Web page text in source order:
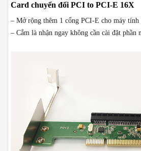
Card chuyển đổi PCI to PCI-E 16X
– Mở rộng thêm 1 cổng PCI-E cho máy
– Cắm là nhận ngay không cần cài đặt phần